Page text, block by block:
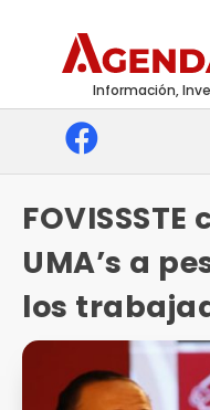
Información,
UMA’s a
los